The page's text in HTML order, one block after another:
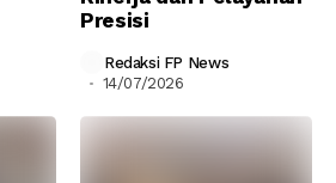
Presisi
Redaksi FP News
14/07/2026